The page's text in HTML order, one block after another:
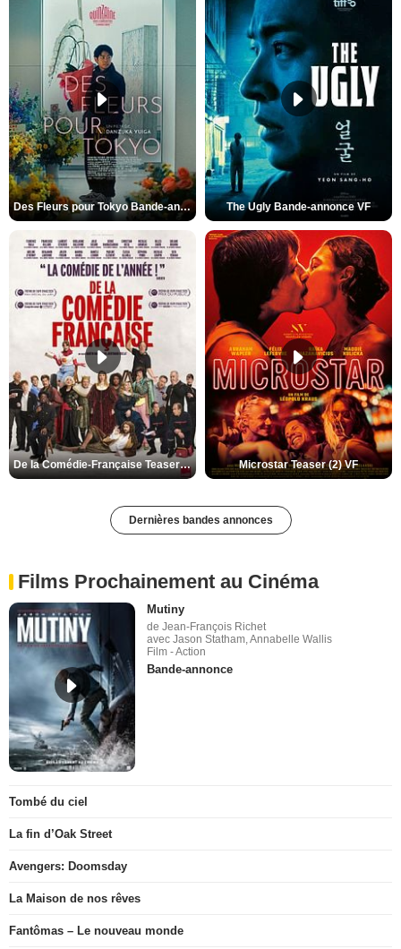
Des Fleurs pour Tokyo Bande-annonce VO STFR The Ugly Bande-annonce VF
De la Comédie-Française Teaser (3) VF Microstar Teaser (2) VF
Dernières bandes annonces
Films Prochainement au Cinéma
Mutiny
de Jean-François Richet
avec Jason Statham, Annabelle Wallis
Film - Action
Bande-annonce
Tombé du ciel
La fin d’Oak Street
Avengers: Doomsday
La Maison de nos rêves
Fantômas – Le nouveau monde